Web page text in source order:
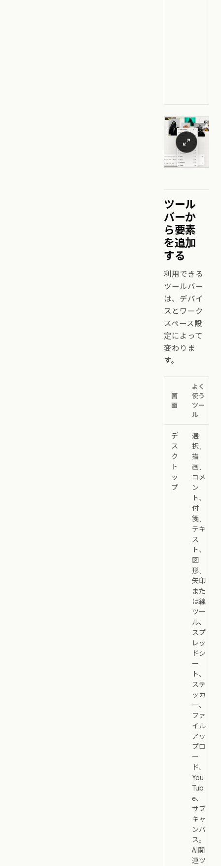
ツール
バーか
ら要素
を追加
する
利用できる
ツールバー
は、デバイ
スとワーク
スペース設
定によって
変わりま
す。
画
面
よく
使う
ツー
ル
デ
ス
ク
ト
ッ
プ
選
択、
描
画、
コメ
ン
ト、
付
箋、
テキ
ス
ト、
図
形、
矢印
また
は線
ツー
ル、
スプ
レッ
ドシ
ー
ト、
ステ
ッカ
ー、
ファ
イル
アッ
プロ
ー
ド、
You
Tub
e、
サブ
キャ
ンバ
ス。
AI関
連ツ